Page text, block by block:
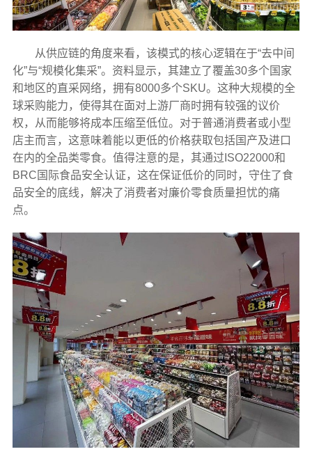
从供应链的角度来看，该模式的核心逻辑在于“去中间
化”与“规模化集采”。资料显示，其建立了覆盖30多个国家
和地区的直采网络，拥有8000多个SKU。这种大规模的全
球采购能力，使得其在面对上游厂商时拥有较强的议价
权，从而能够将成本压缩至低位。对于普通消费者或小型
店主而言，这意味着能以更低的价格获取包括国产及进口
在内的全品类零食。值得注意的是，其通过ISO22000和
BRC国际食品安全认证，这在保证低价的同时，守住了食
品安全的底线，解决了消费者对廉价零食质量担忧的痛
点。